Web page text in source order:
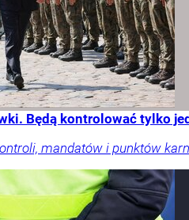
Będą kontrolować tylko
mandatów i punktów